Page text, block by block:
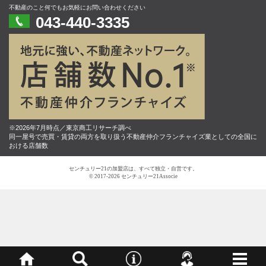
不動産のこと何でもお気軽にお問い合わせください
043-440-3335
※2026年7月時点／東京商工リサーチ調べ
同一屋号で売買・賃貸の両方を取り扱う不動産仲介フランチャイズ業としての全国に
おける店舗数
センチュリー21の加盟店は、すべて独立・自営です。
© 2017-2026 センチュリー21Associe